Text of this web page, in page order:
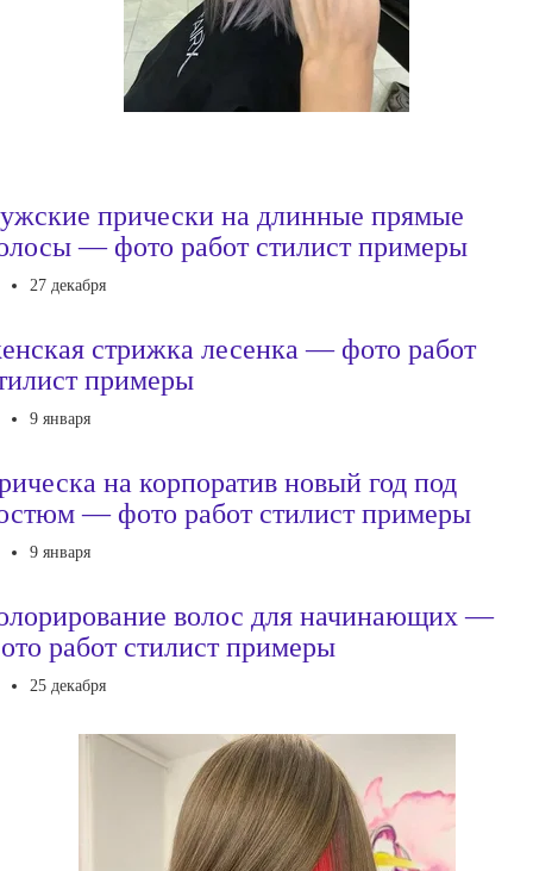
прически на длинные прямые
— фото работ стилист примеры
27 декабря
стрижка лесенка — фото работ
примеры
9 января
на корпоратив новый год под
— фото работ стилист примеры
9 января
волос для начинающих —
работ стилист примеры
25 декабря